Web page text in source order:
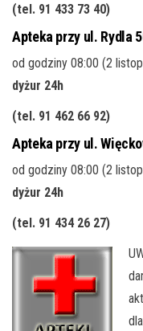
(tel. 91 433 73 40)
Apteka przy ul. Rydla
od godziny 08:00 (2
dyżur 24h
(tel. 91 462 66 92)
Apteka przy ul.
od godziny 08:00 (2
dyżur 24h
(tel. 91 434 26 27)